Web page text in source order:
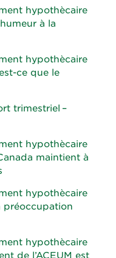
hypothècaire
à la
hypothècaire
ce que le
trimestriel –
hypothècaire
maintient à
hypothècaire
préoccupation
hypothècaire
de l’ACEUM est